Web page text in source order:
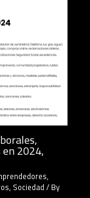
2024,
,
, Sociedad/ By